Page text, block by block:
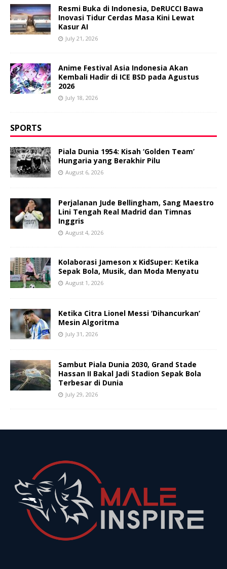
Resmi Buka di Indonesia, DeRUCCI Bawa
Inovasi Tidur Cerdas Masa Kini Lewat
Kasur AI
July 21, 2026
Anime Festival Asia Indonesia Akan
Kembali Hadir di ICE BSD pada Agustus
2026
July 18, 2026
SPORTS
Piala Dunia 1954: Kisah ‘Golden Team’
Hungaria yang Berakhir Pilu
August 6, 2026
Perjalanan Jude Bellingham, Sang Maestro
Lini Tengah Real Madrid dan Timnas
Inggris
August 4, 2026
Kolaborasi Jameson x KidSuper: Ketika
Sepak Bola, Musik, dan Moda Menyatu
August 1, 2026
Ketika Citra Lionel Messi ‘Dihancurkan’
Mesin Algoritma
July 31, 2026
Sambut Piala Dunia 2030, Grand Stade
Hassan II Bakal Jadi Stadion Sepak Bola
Terbesar di Dunia
July 29, 2026